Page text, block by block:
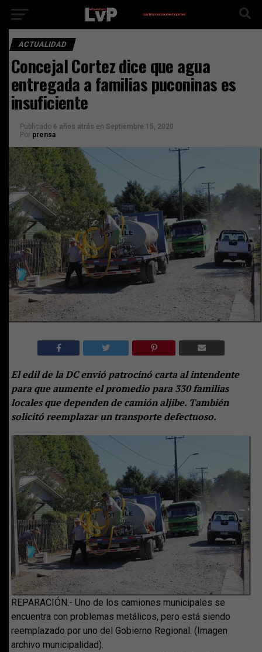
ACTUALIDAD
Concejal Cortez dice que agua
entregada a familias puconinas es
insuficiente
Publicado 6 años atrás en Septiembre 15, 2020
Por prensa
El edil de la DC envió patrocinó carta al intendente
para que aumente el promedio para 330 familias
locales que dependen de camión aljibe. También
solicitó reemplazar un transporte defectuoso.
REPARACIÓN.- Uno de los camiones municipales se
encuentra con problemas metálicos, pero está siendo
reemplazado por uno del Gobierno Regional. (Imagen
archivo municipalidad).